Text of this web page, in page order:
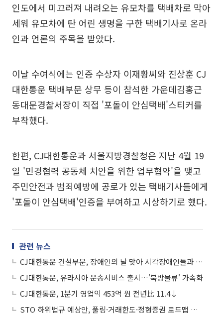
인도에서 미끄러져 내려오는 유모차를 택배차로 막아
세워 유모차에 탄 어린 생명을 구한 택배기사로 온라
인과 언론의 주목을 받았다.
이날 수여식에는 인증 수상자 이재황씨와 진상훈 CJ
대한통운 택배부문 상무 등이 참석한 가운데김홍근
동대문경찰서장이 직접 '포돌이 안심택배'스티커를
부착했다.
한편, CJ대한통운과 서울지방경찰청은 지난 4월 19
일 '민경협력 공동체 치안을 위한 업무협약'을 맺고
주민안전과 범죄예방에 공로가 있는 택배기사들에게
'포돌이 안심택배'인증을 부여하고 시상하기로 했다.
관련 뉴스
CJ대한통운 건설부문, 장애인의 날 맞아 시각장애인들과 보행나들이
CJ대한통운, 유라시아 운송서비스 출시…'북방물류' 가속화
CJ대한통운, 1분기 영업익 453억 원 전년比 11.4↓
STO 하위법규 예상안, 풀링·거래한도·정형증권 로드맵 제시